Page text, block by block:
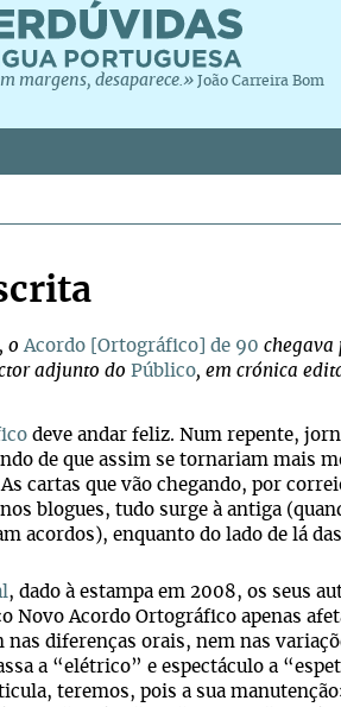
margens, desaparece.» João Carreira Bom
oAcordo [Ortográfico] de 90
adjunto do Público, em crónica
deve andar feliz. Num repente,
de que assim se tornariam mais
cartas que vão chegando, por
blogues, tudo surge à antiga
acordos), enquanto do lado de lá
, dado à estampa em 2008, os seus
Novo Acordo Ortográfico apenas
diferenças orais, nem nas
a “elétrico” e espectáculo a
teremos, pois a sua